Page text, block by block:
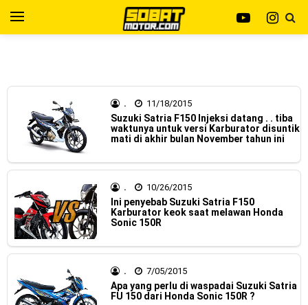
Yamaha Indonesia resmi merilis XMAX 250 model 2025
dikota Medan, kok bisa ?
Yamaha Indonesia Technician Grand Prix 2025 di
Indonesia Technician Grand Prix Digelar, Lebih Dari 2
Dekade Komitmen Yamaha Cetak Teknisi Berkualitas Global
AHM Resmi merilis New Honda Beat 2025, warna lebih
mewah !
Warna Baru X-Ride 125 Tampil Tangguh dan Fresh Siap
. 11/18/2015
Suzuki Satria F150 Injeksi datang . . tiba
waktunya untuk versi Karburator disuntik
mati di akhir bulan November tahun ini
. 10/26/2015
Ini penyebab Suzuki Satria F150
Karburator keok saat melawan Honda
Sonic 150R
. 7/05/2015
Apa yang perlu di waspadai Suzuki Satria
FU 150 dari Honda Sonic 150R ?